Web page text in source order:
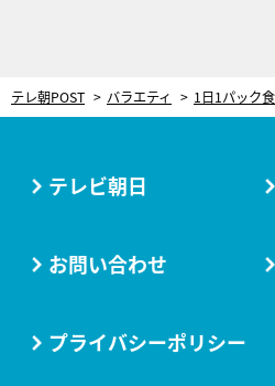
テレ朝POST バラエティ
テレビ朝日
お問い合わせ
プライバシーポリシー